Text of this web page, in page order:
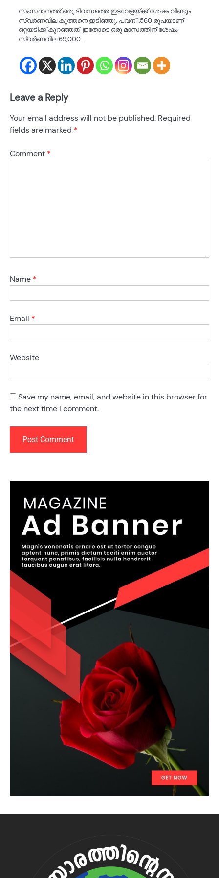
സംസ്ഥാനത്ത് ഒരു ദിവസത്തെ ഇടവേളയ്ക്ക് ശേഷം വീണ്ടും
സ്വർണവില കുത്തനെ ഇടിഞ്ഞു. പവന് 1,560 രൂപയാണ്
ഒറ്റയടിക്ക് കുറഞ്ഞത്. ഇതോടെ ഒരു മാസത്തിന് ശേഷം
സ്വർണവില 69,000…
Leave a Reply
Your email address will not be published. Required
fields are marked *
Comment *
Name *
Email *
Website
Save my name, email, and website in this browser for
the next time I comment.